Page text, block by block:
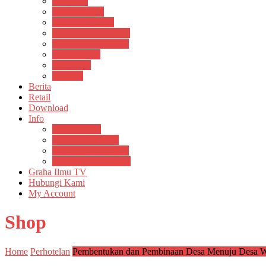
Berita
Retail
Download
Info
Graha Ilmu TV
Hubungi Kami
My Account
Shop
Home Perhotelan Pembentukan dan Pembinaan Desa Menuju Desa